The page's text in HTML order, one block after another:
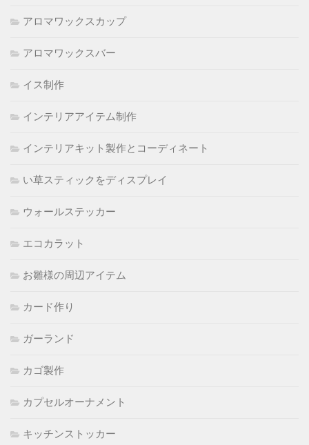
アロマワックスカップ
アロマワックスバー
イス制作
インテリアアイテム制作
インテリアキット製作とコーディネート
い草スティックをディスプレイ
ウォールステッカー
エコカラット
お雛様の周辺アイテム
カード作り
ガーランド
カゴ製作
カプセルオーナメント
キッチンストッカー